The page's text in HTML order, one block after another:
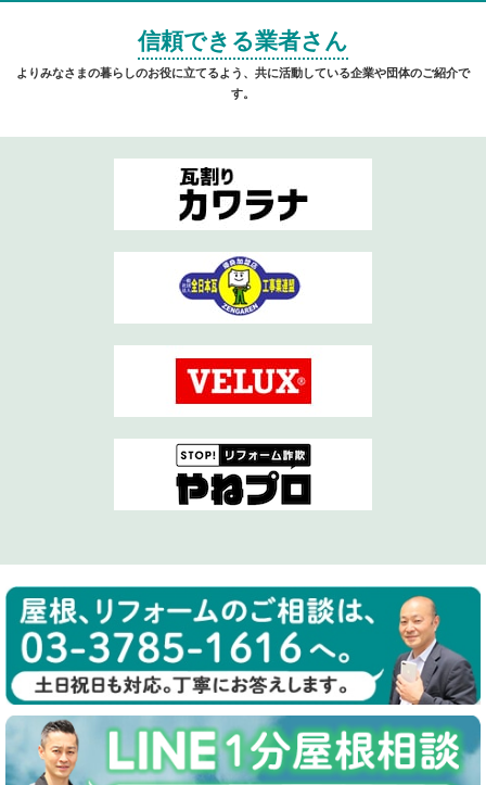
信頼できる業者さん
よりみなさまの暮らしのお役に立てるよう、共に活動している企業や団体のご紹介で
す。